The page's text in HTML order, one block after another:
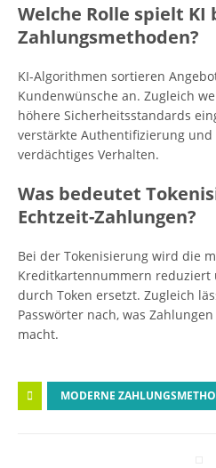
Welche Rolle spielt KI
Zahlungsmethoden?
KI-Algorithmen sortieren
Kundenwünsche an. Zugleich
höhere Sicherheitsstandards
verstärkte Authentifizierung und
verdächtiges Verhalten.
Was bedeutet
Echtzeit-Zahlungen?
Bei der Tokenisierung wird die
Kreditkartennummern
durch Token ersetzt. Zugleich
Passwörter nach, was
macht.
MODERNE